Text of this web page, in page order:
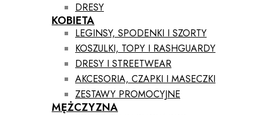
DRESY
KOBIETA
LEGINSY, SPODENKI I SZORTY
KOSZULKI, TOPY I RASHGUARDY
DRESY I STREETWEAR
AKCESORIA, CZAPKI I MASECZKI
ZESTAWY PROMOCYJNE
MĘŻCZYZNA